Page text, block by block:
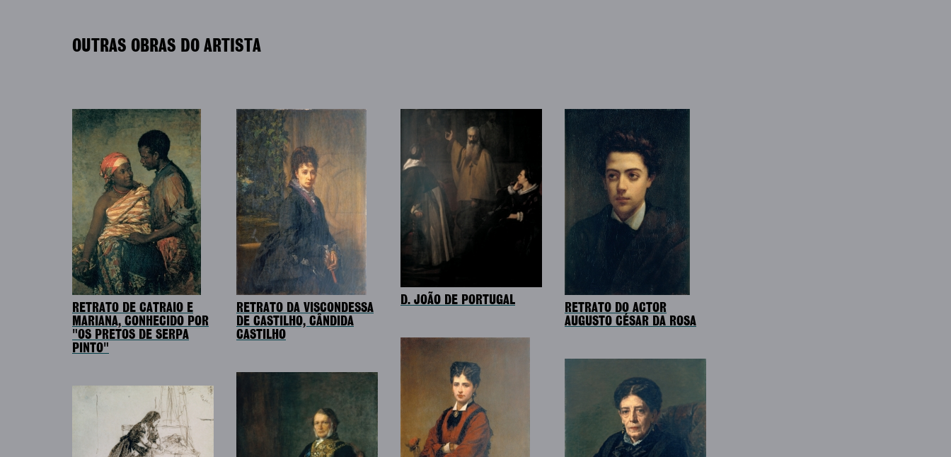
OUTRAS OBRAS DO ARTISTA
RETRATO DE CATRAIO E
MARIANA, CONHECIDO POR
"OS PRETOS DE SERPA
PINTO"
RETRATO DA VISCONDESSA
DE CASTILHO, CÂNDIDA
CASTILHO
D. JOÃO DE PORTUGAL
RETRATO DO ACTOR
AUGUSTO CÉSAR DA ROSA